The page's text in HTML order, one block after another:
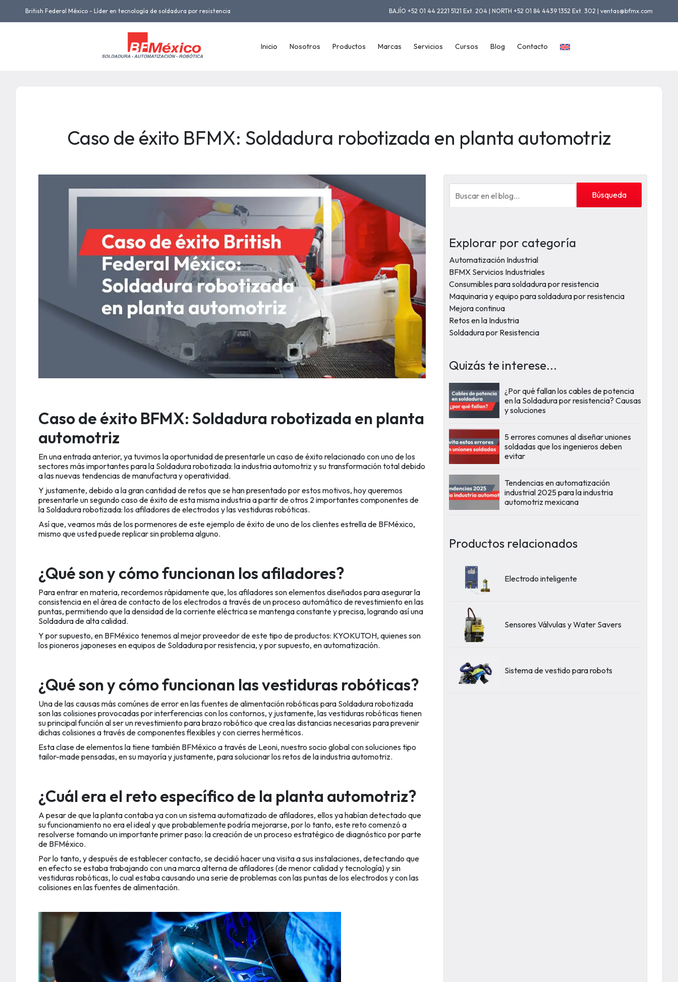
British Federal México - Líder en tecnología de soldadura por resistencia BAJÍO +52 01 44 2221 5121 Ext. 204 | NORTH +52 01 84 4439 1352 Ext. 302 | ventas@bfmx.com
Inicio Nosotros Productos Marcas Servicios Cursos Blog Contacto
Caso de éxito BFMX: Soldadura robotizada en planta automotriz
Caso de éxito BFMX: Soldadura robotizada en planta
automotriz
En una entrada anterior, ya tuvimos la oportunidad de presentarle uncaso de éxito relacionado con uno de los
sectores más importantes para la Soldadura robotizada: la industria automotriz y su transformación total debido
a las nuevas tendencias de manufactura y operatividad.
Y justamente, debido a la gran cantidad de retos que se han presentado por estos motivos, hoy queremos
presentarle un segundo caso de éxito de esta misma industria a partir de otros 2 importantes componentes de
la Soldadura robotizada: los afiladores de electrodos y las vestiduras robóticas.
Así que, veamos más de los pormenores de este ejemplo de éxito de uno de los clientes estrella de BFMéxico,
mismo que usted puede replicar sin problema alguno.
¿Qué son y cómo funcionan los afiladores?
Para entrar en materia, recordemos rápidamente que, los afiladores son elementos diseñados para asegurar la
consistencia en el área de contacto de los electrodos a través de un proceso automático de revestimiento en las
puntas, permitiendo que la densidad de la corriente eléctrica se mantenga constante y precisa, logrando así una
Soldadura de alta calidad.
Y por supuesto, en BFMéxico tenemos al mejor proveedor de este tipo de productos: KYOKUTOH, quienes son
los pioneros japoneses en equipos de Soldadura por resistencia, y por supuesto, en automatización.
¿Qué son y cómo funcionan las vestiduras robóticas?
Una de las causas más comúnes de error en las fuentes de alimentación robóticas para Soldadura robotizada
son las colisiones provocadas por interferencias con los contornos, y justamente, las vestiduras robóticas tienen
su principal función al ser un revestimiento para brazo robótico que crea las distancias necesarias para prevenir
dichas colisiones a través de componentes flexibles y con cierres herméticos.
Esta clase de elementos la tiene también BFMéxico a través de Leoni, nuestro socio global con soluciones tipo
tailor-made pensadas, en su mayoría y justamente, para solucionar los retos de la industria automotriz.
¿Cuál era el reto específico de la planta automotriz?
A pesar de que la planta contaba ya con un sistema automatizado de afiladores, ellos ya habían detectado que
su funcionamiento no era el ideal y que probablemente podría mejorarse, por lo tanto, este reto comenzó a
resolverse tomando un importante primer paso: la creación de un proceso estratégico de diagnóstico por parte
de BFMéxico.
Por lo tanto, y después de establecer contacto, se decidió hacer una visita a sus instalaciones, detectando que
en efecto se estaba trabajando con una marca alterna de afiladores (de menor calidad y tecnología) y sin
vestiduras robóticas, lo cual estaba causando una serie de problemas con las puntas de los electrodos y con las
colisiones en las fuentes de alimentación.
Búsqueda
Explorar por categoría
Automatización Industrial
BFMX Servicios Industriales
Consumibles para soldadura por resistencia
Maquinaria y equipo para soldadura por resistencia
Mejora continua
Retos en la Industria
Soldadura por Resistencia
Quizás te interese...
¿Por qué fallan los cables de potencia
en la Soldadura por resistencia? Causas
y soluciones
5 errores comunes al diseñar uniones
soldadas que los ingenieros deben
evitar
Tendencias en automatización
industrial 2025 para la industria
automotriz mexicana
Productos relacionados
Electrodo inteligente
Sensores Válvulas y Water Savers
Sistema de vestido para robots